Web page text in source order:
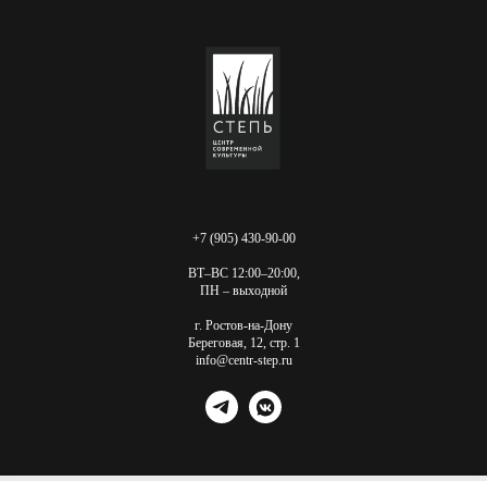
+7 (905) 430-90-00
ВТ–ВС 12:00–20:00,
ПН – выходной
г. Ростов-на-Дону
Береговая, 12, стр. 1
info@centr-step.ru